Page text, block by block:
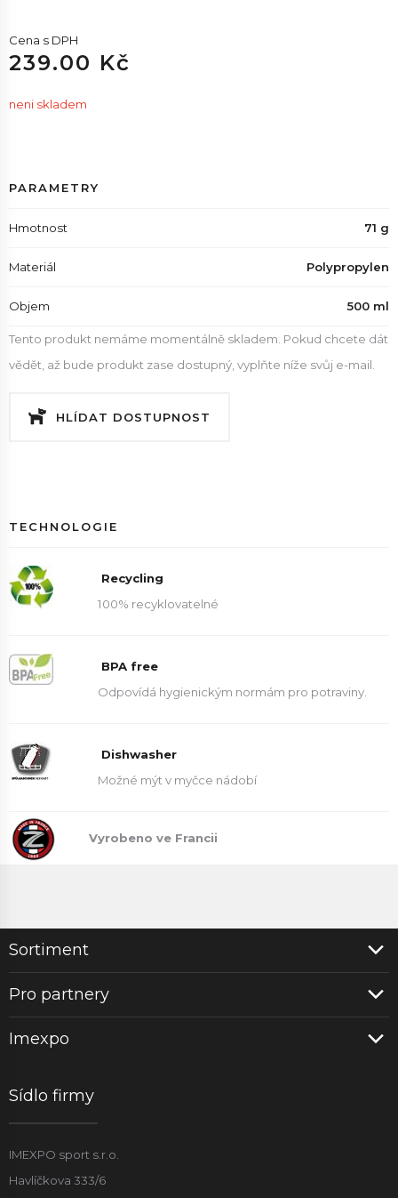
Cena s DPH
239.00 Kč
neni skladem
PARAMETRY
Hmotnost 71 g
Materiál Polypropylen
Objem 500 ml
Tento produkt nemáme momentálně skladem. Pokud chcete dát
vědět, až bude produkt zase dostupný, vyplňte níže svůj e-mail.
HLÍDAT DOSTUPNOST
TECHNOLOGIE
Recycling
100% recyklovatelné
BPA free
Odpovídá hygienickým normám pro potraviny.
Dishwasher
Možné mýt v myčce nádobí
Vyrobeno ve Francii
Sortiment
Pro partnery
Imexpo
Sídlo firmy
IMEXPO sport s.r.o.
Havlíčkova 333/6